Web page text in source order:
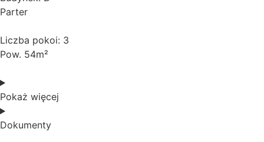
Parter
Liczba pokoi: 3
Pow. 54m²
Pokaż więcej
Dokumenty